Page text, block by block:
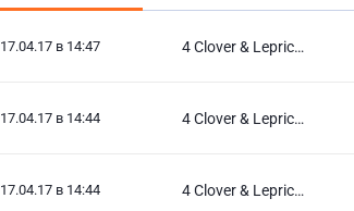
17.04.17 в 14:47 4 Clover & Lepricon
17.04.17 в 14:44 4 Clover & Lepricon
17.04.17 в 14:44 4 Clover & Lepricon